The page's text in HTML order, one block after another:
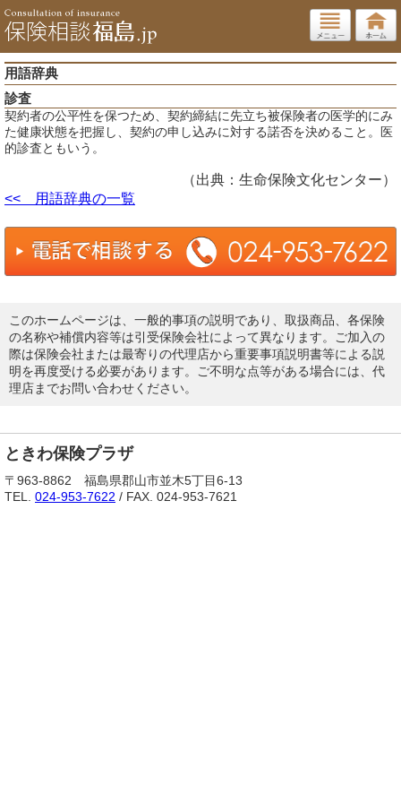
用語辞典
診査
契約者の公平性を保つため、契約締結に先立ち被保険者の医学的にみ
た健康状態を把握し、契約の申し込みに対する諾否を決めること。医
的診査ともいう。
（出典：生命保険文化センター）
<< 用語辞典の一覧
このホームページは、一般的事項の説明であり、取扱商品、各保険
の名称や補償内容等は引受保険会社によって異なります。ご加入の
際は保険会社または最寄りの代理店から重要事項説明書等による説
明を再度受ける必要があります。ご不明な点等がある場合には、代
理店までお問い合わせください。
ときわ保険プラザ
〒963-8862 福島県郡山市並木5丁目6-13
TEL. 024-953-7622 / FAX. 024-953-7621